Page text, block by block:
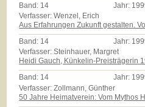
Band: 14 Jahr:
Verfasser: Wenzel, Erich
Aus Erfahrungen Zukunft gestalten.
Band: 14 Jahr:
Verfasser: Steinhauer, Margret
Heidi Gauch, Künkelin-Preisträgerin
Band: 14 Jahr:
Verfasser: Zollmann, Günther
50 Jahre Heimatverein: Vom Mythos